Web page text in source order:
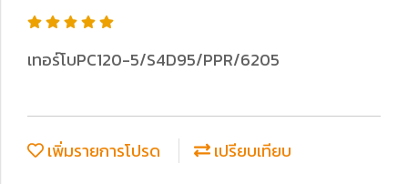
เทอร์โบPC120-5/S4D95/PPR/6205
เพิ่มรายการโปรด
เปรียบเทียบ